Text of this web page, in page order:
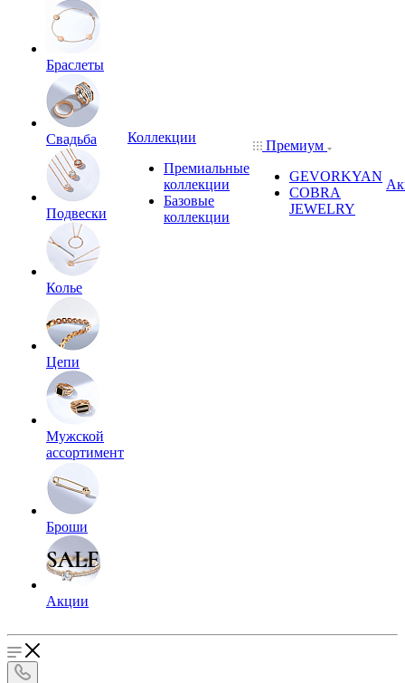
Браслеты
Свадьба
Подвески
Колье
Цепи
Мужской
ассортимент
Броши
Акции
Коллекции
Премиальные
коллекции
Базовые
коллекции
Премиум
GEVORKYAN
COBRA
JEWELRY